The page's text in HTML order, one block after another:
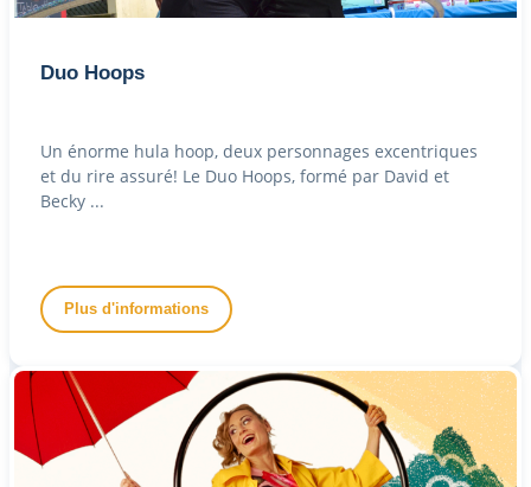
Duo Hoops
Un énorme hula hoop, deux personnages excentriques
et du rire assuré! Le Duo Hoops, formé par David et
Becky ...
Plus d'informations